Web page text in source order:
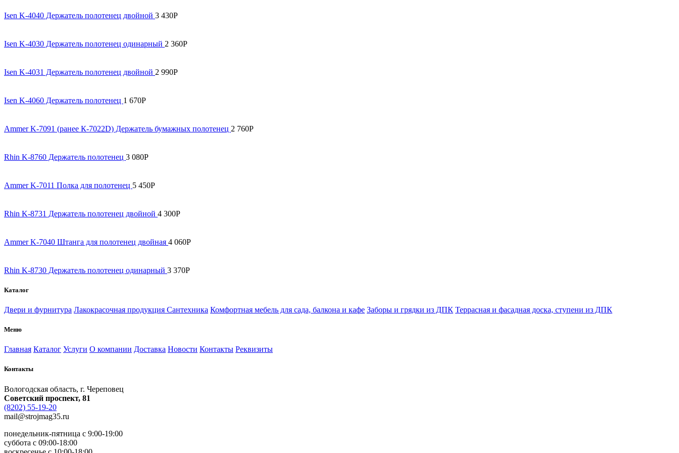
Isen K-4040 Держатель полотенец двойной 3 430Р
Isen K-4030 Держатель полотенец одинарный 2 360Р
Isen K-4031 Держатель полотенец двойной 2 990Р
Isen K-4060 Держатель полотенец 1 670Р
Ammer K-7091 (ранее К-7022D) Держатель бумажных полотенец 2 760Р
Rhin K-8760 Держатель полотенец 3 080Р
Ammer K-7011 Полка для полотенец 5 450Р
Rhin K-8731 Держатель полотенец двойной 4 300Р
Ammer K-7040 Штанга для полотенец двойная 4 060Р
Rhin K-8730 Держатель полотенец одинарный 3 370Р
Каталог
Двери и фурнитура Лакокрасочная продукция Сантехника Комфортная мебель для сада, балкона и кафе Заборы и грядки из ДПК Террасная и фасадная доска, ступени из ДПК
Меню
Главная Каталог Услуги О компании Доставка Новости Контакты Реквизиты
Контакты
Вологодская область, г. Череповец
Советский проспект, 81
(8202) 55-19-20
mail@strojmag35.ru
понедельник-пятница с 9:00-19:00
суббота c 09:00-18:00